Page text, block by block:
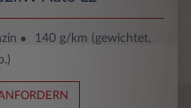
140 g/km (gewichtet,